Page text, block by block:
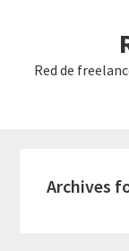
primaryRed de
Archives